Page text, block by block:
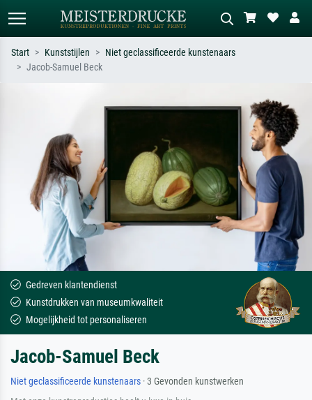
Beschrijf de scène – bijv. groene
weide, abstract met veel rood, donker
olieverfschilderij, staand naakt naast
Start Kunststijlen
Niet geclassificeerde kunstenaars
Jacob-Samuel Beck
Gedreven klantendienst
Kunstdrukken van museumkwaliteit
Mogelijkheid tot personaliseren
Jacob-Samuel Beck
Niet geclassificeerde kunstenaars · 3 Gevonden kunstwerken